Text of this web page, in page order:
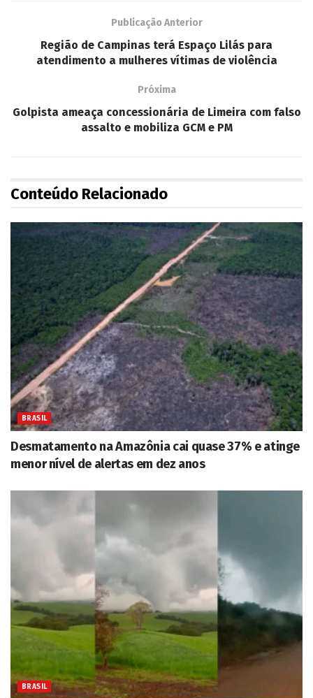
Publicação Anterior
Região de Campinas terá Espaço Lilás para
atendimento a mulheres vítimas de violência
Próxima
Golpista ameaça concessionária de Limeira com falso
assalto e mobiliza GCM e PM
Conteúdo Relacionado
BRASIL
Desmatamento na Amazônia cai quase 37% e atinge
menor nível de alertas em dez anos
BRASIL